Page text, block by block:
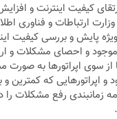
کیفیت اینترنت و
ارتباطات و فناوری
پایش و بررسی کیفیت
و احصای مشکلات و
از سوی اپراتورها به صورت
و اپراتورهایی که کمترین
زمانبندی رفع مشکلات را